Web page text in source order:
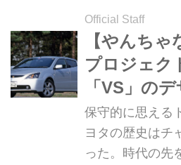
Official Staff
【やんち
プロジェク
「VS」の
トはステル
10）
保守的に思える
ヨタの歴史はチ
った。時代の先